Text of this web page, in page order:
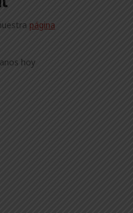
página
hoy